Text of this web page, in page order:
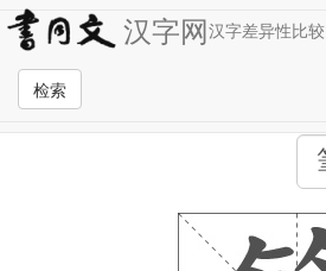
汉字网汉字差异性比较
检索
全站检索页面